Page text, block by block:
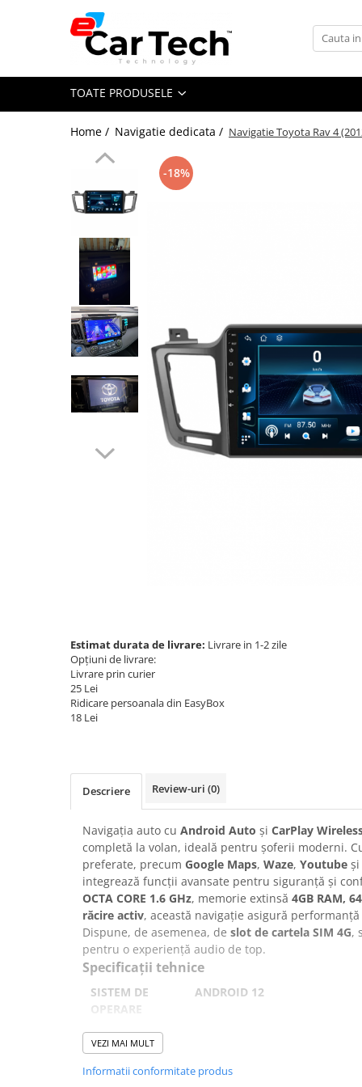
Toate Produsele
Navigatie dedicata
Navigatii Volkswagen
Navigatii Skoda
Navigatii Seat
Navigatii Ford
Navigatii Opel
Navigatii Hyundai
Navigatii Toyota
Navigatii Dacia
Navigatii Peugeot
Navigatii Audi
Navigatii BMW
Navigatii Fiat
Navigatii Renault
Navigatii Mazda
Navigatii Smart
Navigatii Chevrolet
Navigatii Porsche
Navigatii Land Rover
Navigatii Iveco
Navigatii Chrysler
Navigatie universala
Playere auto
Navigatii 2 DIN
Navigatii 1 DIN
Navigatie GPS Portabil
Accesorii navigatii
CarPlay&Android Auto
TOATE PRODUSELE
Home / Navigatie dedicata / Navigatie Toyota Rav 4
-18%
Estimat durata de livrare: Livrare in 1-2 zile
Opțiuni de livrare:
Livrare prin curier
25 Lei
Ridicare persoanala din EasyBox
18 Lei
Descriere Review-uri (0)
Navigația auto cu Android Auto și CarPlay
completă la volan, ideală pentru șoferii moderni.
preferate, precum Google Maps, Waze, Youtube și
integrează funcții avansate pentru siguranță și
OCTA CORE 1.6 GHz, memorie extinsă 4GB RAM,
răcire activ, această navigație asigură
Dispune, de asemenea, de slot de cartela SIM 4G,
pentru o experiență audio de top.
Specificații tehnice
SISTEM DE
OPERARE
ANDROID 12
PROCESOR
RAM
4 GB
VEZI MAI MULT
Informatii conformitate produs